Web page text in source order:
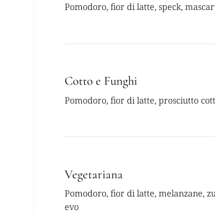
Pomodoro, fior di latte, speck,
Cotto e Funghi
Pomodoro, fior di latte, prosciutto
Vegetariana
Pomodoro, fior di latte, melanzane,
evo